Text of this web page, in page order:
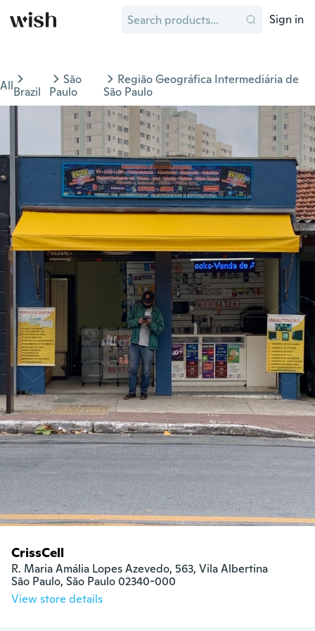
Sign in
AllBrazil
São
Paulo
Região Geográfica Intermediária de
São Paulo
CrissCell
R. Maria Amália Lopes Azevedo, 563, Vila Albertina
São Paulo, São Paulo 02340-000
View store details